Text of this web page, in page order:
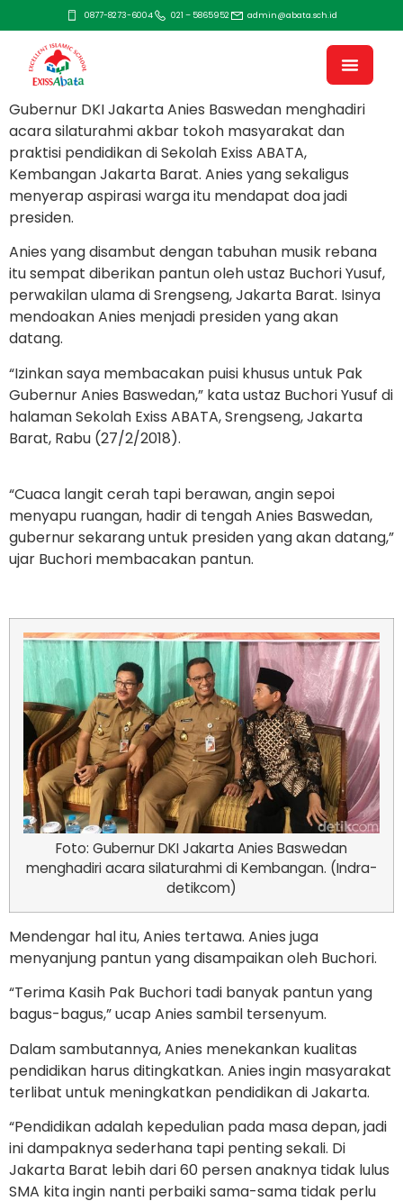
0877-8273-6004 021 – 5865952 admin@abata.sch.id
Gubernur DKI Jakarta Anies Baswedan menghadiri
acara silaturahmi akbar tokoh masyarakat dan
praktisi pendidikan di Sekolah Exiss ABATA,
Kembangan Jakarta Barat. Anies yang sekaligus
menyerap aspirasi warga itu mendapat doa jadi
presiden.
Anies yang disambut dengan tabuhan musik rebana
itu sempat diberikan pantun oleh ustaz Buchori Yusuf,
perwakilan ulama di Srengseng, Jakarta Barat. Isinya
mendoakan Anies menjadi presiden yang akan
datang.
“Izinkan saya membacakan puisi khusus untuk Pak
Gubernur Anies Baswedan,” kata ustaz Buchori Yusuf di
halaman Sekolah Exiss ABATA, Srengseng, Jakarta
Barat, Rabu (27/2/2018).
“Cuaca langit cerah tapi berawan, angin sepoi
menyapu ruangan, hadir di tengah Anies Baswedan,
gubernur sekarang untuk presiden yang akan datang,”
ujar Buchori membacakan pantun.
Foto: Gubernur DKI Jakarta Anies Baswedan
menghadiri acara silaturahmi di Kembangan. (Indra-
detikcom)
Mendengar hal itu, Anies tertawa. Anies juga
menyanjung pantun yang disampaikan oleh Buchori.
“Terima Kasih Pak Buchori tadi banyak pantun yang
bagus-bagus,” ucap Anies sambil tersenyum.
Dalam sambutannya, Anies menekankan kualitas
pendidikan harus ditingkatkan. Anies ingin masyarakat
terlibat untuk meningkatkan pendidikan di Jakarta.
“Pendidikan adalah kepedulian pada masa depan, jadi
ini dampaknya sederhana tapi penting sekali. Di
Jakarta Barat lebih dari 60 persen anaknya tidak lulus
SMA kita ingin nanti perbaiki sama-sama tidak perlu